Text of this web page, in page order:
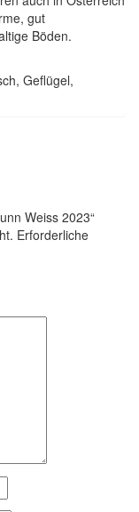
gut
Böden.
Geflügel,
Weiss 2023“
Erforderliche